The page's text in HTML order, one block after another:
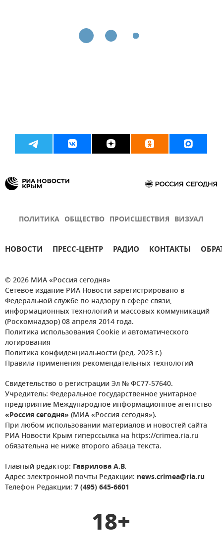
ПОЛИТИКА ОБЩЕСТВО ПРОИСШЕСТВИЯ ВИЗУАЛ
НОВОСТИ ПРЕСС-ЦЕНТР РАДИО КОНТАКТЫ
© 2026 МИА «Россия сегодня»
Сетевое издание РИА Новости зарегистрировано в
Федеральной службе по надзору в сфере связи,
информационных технологий и массовых коммуникаций
(Роскомнадзор) 08 апреля 2014 года.
Политика использования Cookie и автоматического
логирования
Политика конфиденциальности (ред. 2023 г.)
Правила применения рекомендательных технологий
Свидетельство о регистрации Эл № ФС77-57640.
Учредитель: Федеральное государственное унитарное
предприятие Международное информационное агентство
«Россия сегодня» (МИА «Россия сегодня»).
При любом использовании материалов и новостей сайта
РИА Новости Крым гиперссылка на https://crimea.ria.ru
обязательна не ниже второго абзаца текста.
Главный редактор: Гаврилова А.В.
Адрес электронной почты Редакции: news.crimea@ria.ru
Телефон Редакции: 7 (495) 645-6601
18+